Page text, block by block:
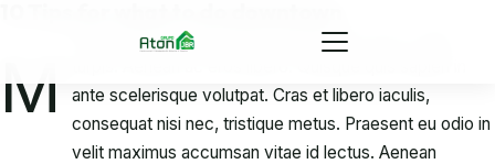
M
auris vel tortor accumsan, faucibus orci non, varius
ante scelerisque volutpat. Cras et libero iaculis,
consequat nisi nec, tristique metus. Praesent eu odio in
velit maximus accumsan vitae id lectus. Aenean